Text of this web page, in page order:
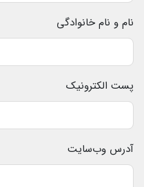
نام و نام خانوادگی
پست الکترونیک
آدرس وب‌سایت